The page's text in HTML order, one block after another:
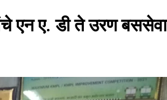
एन ए. डी ते उरण बससेवा